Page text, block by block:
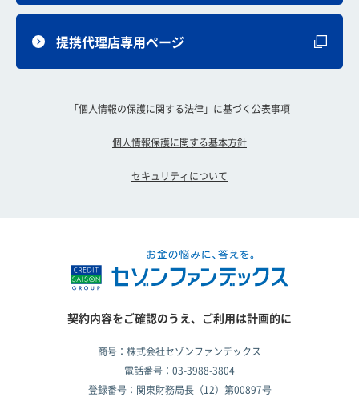
提携代理店専用ページ
「個人情報の保護に関する法律」に基づく公表事項
個人情報保護に関する基本方針
セキュリティについて
契約内容をご確認のうえ、ご利用は計画的に
商号：株式会社セゾンファンデックス
電話番号：03-3988-3804
登録番号：関東財務局長（12）第00897号